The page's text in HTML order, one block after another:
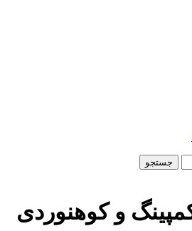
جستجو
و کوهنوردی